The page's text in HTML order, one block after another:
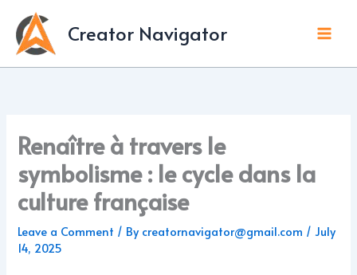
content
Creator Navigator
Renaître à travers le
symbolisme : le cycle dans la
culture française
Leave a Comment / By creatornavigator@gmail.com /July
14, 2025